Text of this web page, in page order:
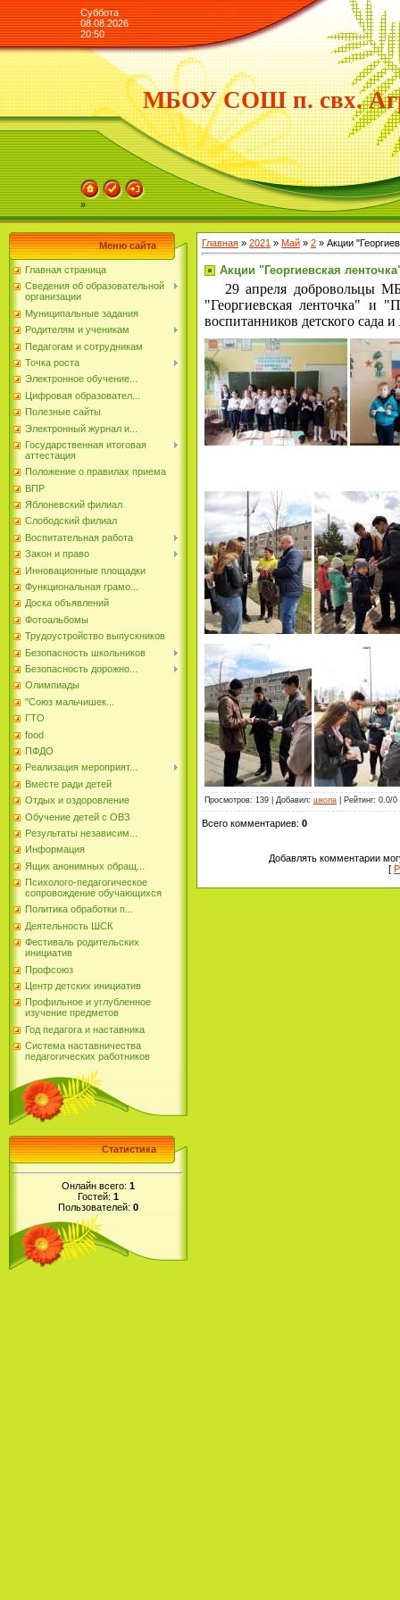
Суббота
08.08.2026
20:50
МБОУ СОШ п. свх.
»
Меню сайта
Главная страница
Сведения об образовательной
организации
Муниципальные задания
Родителям и ученикам
Педагогам и сотрудникам
Точка роста
Электронное обучение...
Цифровая образовател...
Полезные сайты
Электронный журнал и...
Государственная итоговая
аттестация
Положение о правилах приема
ВПР
Яблоневский филиал
Слободский филиал
Воспитательная работа
Закон и право
Инновационные площадки
Функциональная грамо...
Доска объявлений
Фотоальбомы
Трудоустройство выпускников
Безопасность школьников
Безопасность дорожно...
Олимпиады
"Союз мальчишек...
ГТО
food
ПФДО
Реализация мероприят...
Вместе ради детей
Отдых и оздоровление
Обучение детей с ОВЗ
Результаты независим...
Информация
Ящик анонимных обращ...
Психолого-педагогическое
сопровождение обучающихся
Политика обработки п...
Деятельность ШСК
Фестиваль родительских
инициатив
Профсоюз
Центр детских инициатив
Профильное и углубленное
изучение предметов
Год педагога и наставника
Система наставничества
педагогических работников
Статистика
Онлайн всего: 1
Гостей: 1
Пользователей: 0
Главная » 2021 » Май » 2 » Акции
Акции "Георгиевская
29 апреля добровольцы
"Георгиевская ленточка" и
воспитанников детского сада
Просмотров: 139 Добавил: школа Рейтинг: 0.0/0
Всего комментариев: 0
Добавлять комментарии
[